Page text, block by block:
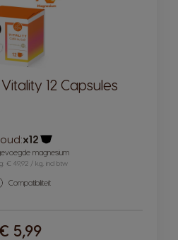
12 Capsules
x12
Pictogram capsule
magnesium
€ 49,92 / kg, incl btw
Compatibiliteit
5,99